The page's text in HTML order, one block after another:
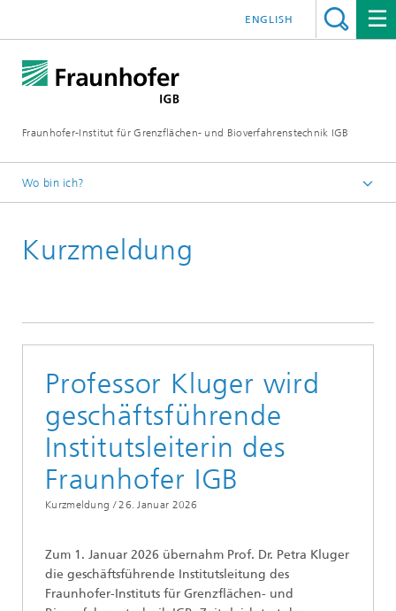
Fraunhofer-Institut für Grenzflächen- und Bioverfahrenstechnik IGB
ENGLISH
Wo bin ich?
Presse / News
Kurzmeldung
Professor Kluger wird
geschäftsführende
Institutsleiterin des
Fraunhofer IGB
Kurzmeldung / 26. Januar 2026
Zum 1. Januar 2026 übernahm Prof. Dr. Petra Kluger
die geschäftsführende Institutsleitung des
Fraunhofer-Instituts für Grenzflächen- und